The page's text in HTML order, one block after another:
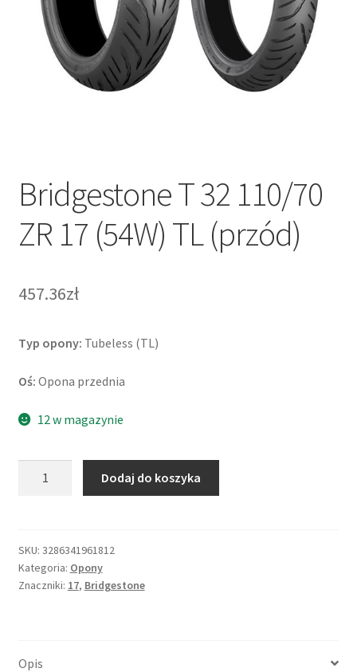
Bridgestone T 32 110/70
ZR 17 (54W) TL (przód)
457.36zł
Typ opony: Tubeless (TL)
Oś: Opona przednia
12 w magazynie
110/70
ZR
17
Dodaj do koszyka
SKU: 3286341961812
Kategoria: Opony
Znaczniki: 17, Bridgestone
Opis